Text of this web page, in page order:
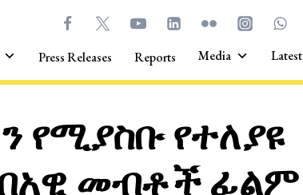
Press Releases Reports Media Latest
የሚያስቡ የተለያዩ
መብቶች ፊልም